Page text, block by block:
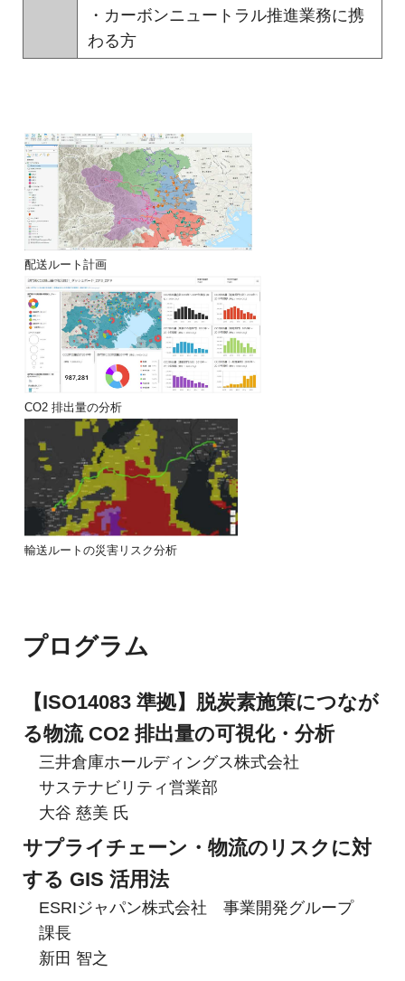
・カーボンニュートラル推進業務に携
わる方
配送ルート計画
CO2 排出量の分析
輸送ルートの災害リスク分析
プログラム
【ISO14083 準拠】脱炭素施策につなが
る物流 CO2 排出量の可視化・分析
三井倉庫ホールディングス株式会社
サステナビリティ営業部
大谷 慈美 氏
サプライチェーン・物流のリスクに対
する GIS 活用法
ESRIジャパン株式会社 事業開発グループ
課長
新田 智之